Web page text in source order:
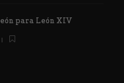
para León XIV